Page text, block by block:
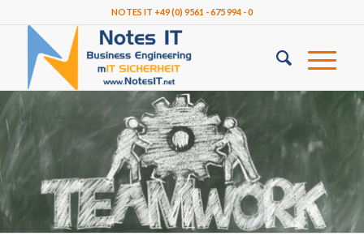
NOTES IT +49 (0) 9561 - 675 994 - 0